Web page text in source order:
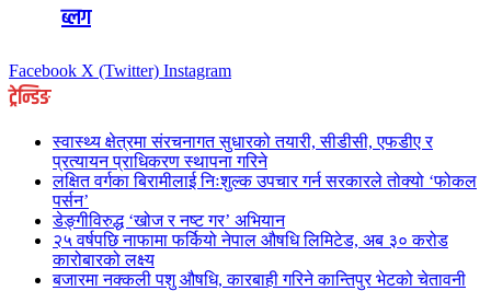
ब्लग
Facebook X (Twitter) Instagram
ट्रेन्डिङ
स्वास्थ्य क्षेत्रमा संरचनागत सुधारको तयारी, सीडीसी, एफडीए र
प्रत्यायन प्राधिकरण स्थापना गरिने
लक्षित वर्गका बिरामीलाई निःशुल्क उपचार गर्न सरकारले तोक्यो ‘फोकल
पर्सन’
डेङ्गीविरुद्ध ‘खोज र नष्ट गर’ अभियान
२५ वर्षपछि नाफामा फर्कियो नेपाल औषधि लिमिटेड, अब ३० करोड
कारोबारको लक्ष्य
बजारमा नक्कली पशु औषधि, कारबाही गरिने कान्तिपुर भेटको चेतावनी